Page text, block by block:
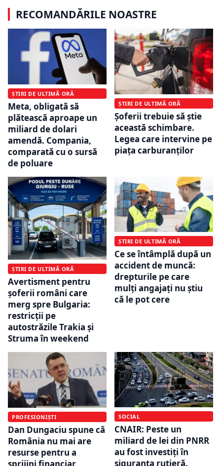
RECOMANDĂRILE NOASTRE
ȘTIRI DE ULTIMĂ ORĂ
Meta, obligată să
plătească aproape un
miliard de dolari
amendă. Compania,
comparată cu o sursă
de poluare
ȘTIRI DE ULTIMĂ ORĂ
Șoferii trebuie să știe
această schimbare.
Legea care intervine pe
piața carburanților
ȘTIRI DE ULTIMĂ ORĂ
Avertisment pentru
șoferii români care
merg spre Bulgaria:
restricții pe
autostrăzile Trakia și
Struma în weekend
ȘTIRI DE ULTIMĂ ORĂ
Ce se întâmplă după un
accident de muncă:
drepturile pe care
mulți angajați nu știu
că le pot cere
PROFESIONIȘTI
Dan Dungaciu spune că
România nu mai are
resurse pentru a
sprijini financiar
SOCIAL
CNAIR: Peste un
miliard de lei din PNRR
au fost investiți în
siguranța rutieră.